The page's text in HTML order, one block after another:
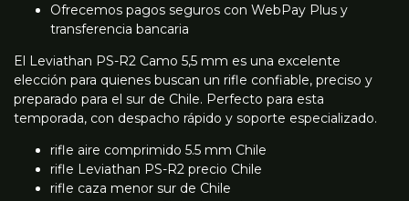
Ofrecemos pagos seguros con WebPay Plus y
transferencia bancaria
El Leviathan PS-R2 Camo 5,5 mm es una excelente
elección para quienes buscan un rifle confiable, preciso y
preparado para el sur de Chile. Perfecto para esta
temporada, con despacho rápido y soporte especializado.
rifle aire comprimido 5.5 mm Chile
rifle Leviathan PS-R2 precio Chile
rifle caza menor sur de Chile